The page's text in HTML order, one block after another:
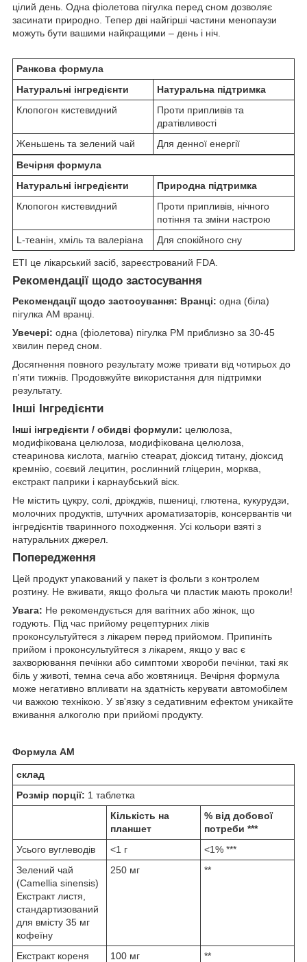
цілий день. Одна фіолетова пігулка перед сном дозволяє
засинати природно. Тепер дві найгірші частини менопаузи
можуть бути вашими найкращими – день і ніч.
Ранкова формула
Натуральні інгредієнти
Натуральна підтримка
Клопогон кистевидний
Проти припливів та
дратівливості
Женьшень та зелений чай
Для денної енергії
Вечірня формула
Натуральні інгредієнти
Природна підтримка
Клопогон кистевидний
Проти припливів, нічного
потіння та зміни настрою
L-теанін, хміль та валеріана
Для спокійного сну
ETI це лікарський засіб, зареєстрований FDA.
Рекомендації щодо застосування
Рекомендації щодо застосування: Вранці: одна (біла)
пігулка AM вранці.
Увечері: одна (фіолетова) пігулка PM приблизно за 30-45
хвилин перед сном.
Досягнення повного результату може тривати від чотирьох до
п'яти тижнів. Продовжуйте використання для підтримки
результату.
Інші Інгредієнти
Інші інгредієнти / обидві формули: целюлоза,
модифікована целюлоза, модифікована целюлоза,
стеаринова кислота, магнію стеарат, діоксид титану, діоксид
кремнію, соєвий лецитин, рослинний гліцерин, морква,
екстракт паприки і карнаубський віск.
Не містить цукру, солі, дріжджів, пшениці, глютена, кукурудзи,
молочних продуктів, штучних ароматизаторів, консервантів чи
інгредієнтів тваринного походження. Усі кольори взяті з
натуральних джерел.
Попередження
Цей продукт упакований у пакет із фольги з контролем
розтину. Не вживати, якщо фольга чи пластик мають проколи!
Увага: Не рекомендується для вагітних або жінок, що
годують. Під час прийому рецептурних ліків
проконсультуйтеся з лікарем перед прийомом. Припиніть
прийом і проконсультуйтеся з лікарем, якщо у вас є
захворювання печінки або симптоми хвороби печінки, такі як
біль у животі, темна сеча або жовтяниця. Вечірня формула
може негативно впливати на здатність керувати автомобілем
чи важкою технікою. У зв'язку з седативним ефектом уникайте
вживання алкоголю при прийомі продукту.
Формула AM
склад
Розмір порції: 1 таблетка
Кількість на
планшет
% від добової
потреби ***
Усього вуглеводів
<1 г
<1% ***
Зелений чай
(Camellia sinensis)
Екстракт листя,
стандартизований
для вмісту 35 мг
кофеїну
250 мг **
Екстракт кореня 100 мг **